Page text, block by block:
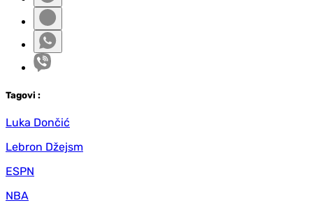
Tagovi :
Luka Dončić
Lebron Džejsm
ESPN
NBA